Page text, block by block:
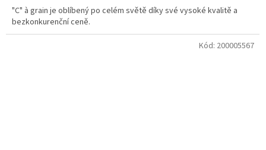
"C" à grain je oblíbený po celém světě díky své vysoké kvalitě a
bezkonkurenční ceně.
Kód: 200005567